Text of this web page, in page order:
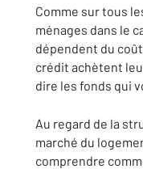
Comme sur tous
ménages dans le
dépendent du
crédit achètent
dire les fonds qui
Au regard de la
marché du
comprendre